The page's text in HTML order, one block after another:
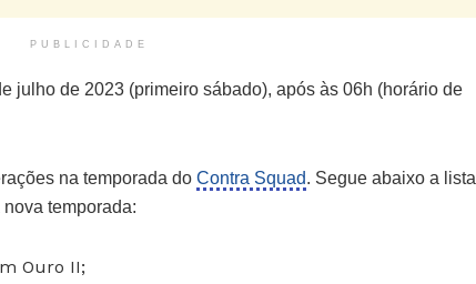
PUBLICIDADE
julho de 2023 (primeiro sábado), após às 06h (horário de
na temporada do Contra Squad. Segue abaixo a lista
nova temporada:
Ouro II;